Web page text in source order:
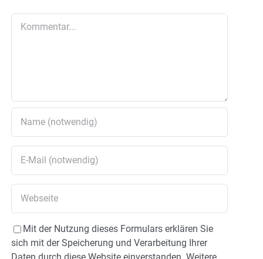
Mit der Nutzung dieses Formulars erklären Sie
sich mit der Speicherung und Verarbeitung Ihrer